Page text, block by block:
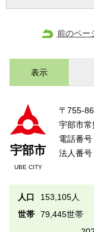
前のペー
表示
宇部市
UBE CITY
〒755-
宇部市
電話番
法人番
人口
153,105人
世帯
79,445世帯